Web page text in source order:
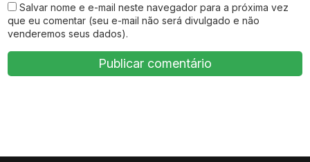
Salvar nome e e-mail neste navegador para a próxima vez
que eu comentar (seu e-mail não será divulgado e não
venderemos seus dados).